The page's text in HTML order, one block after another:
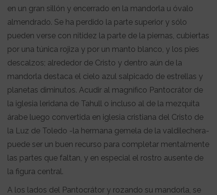
en un gran sillón y encerrado en la mandorla u óvalo
almendrado. Se ha perdido la parte superior y sólo
pueden verse con nitidez la parte de la piernas, cubiertas
por una túnica rojiza y por un manto blanco, y los pies
descalzos; alrededor de Cristo y dentro aún de la
mandorla destaca el cielo azul salpicado de estrellas y
planetas diminutos. Acudir al magnífico Pantocrátor de
la iglesia leridana de Tahull o incluso al de la mezquita
árabe luego convertida en iglesia cristiana del Cristo de
la Luz de Toledo -la hermana gemela de la valdilechera-
puede ser un buen recurso para completar mentalmente
las partes que faltan, y en especial el rostro ausente de
la figura central.
A los lados del Pantocrátor y rozando su mandorla, se